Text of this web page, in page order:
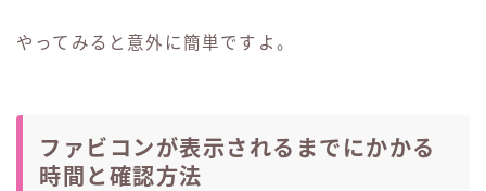
やってみると意外に簡単ですよ。
ファビコンが表示されるまでにかかる
時間と確認方法